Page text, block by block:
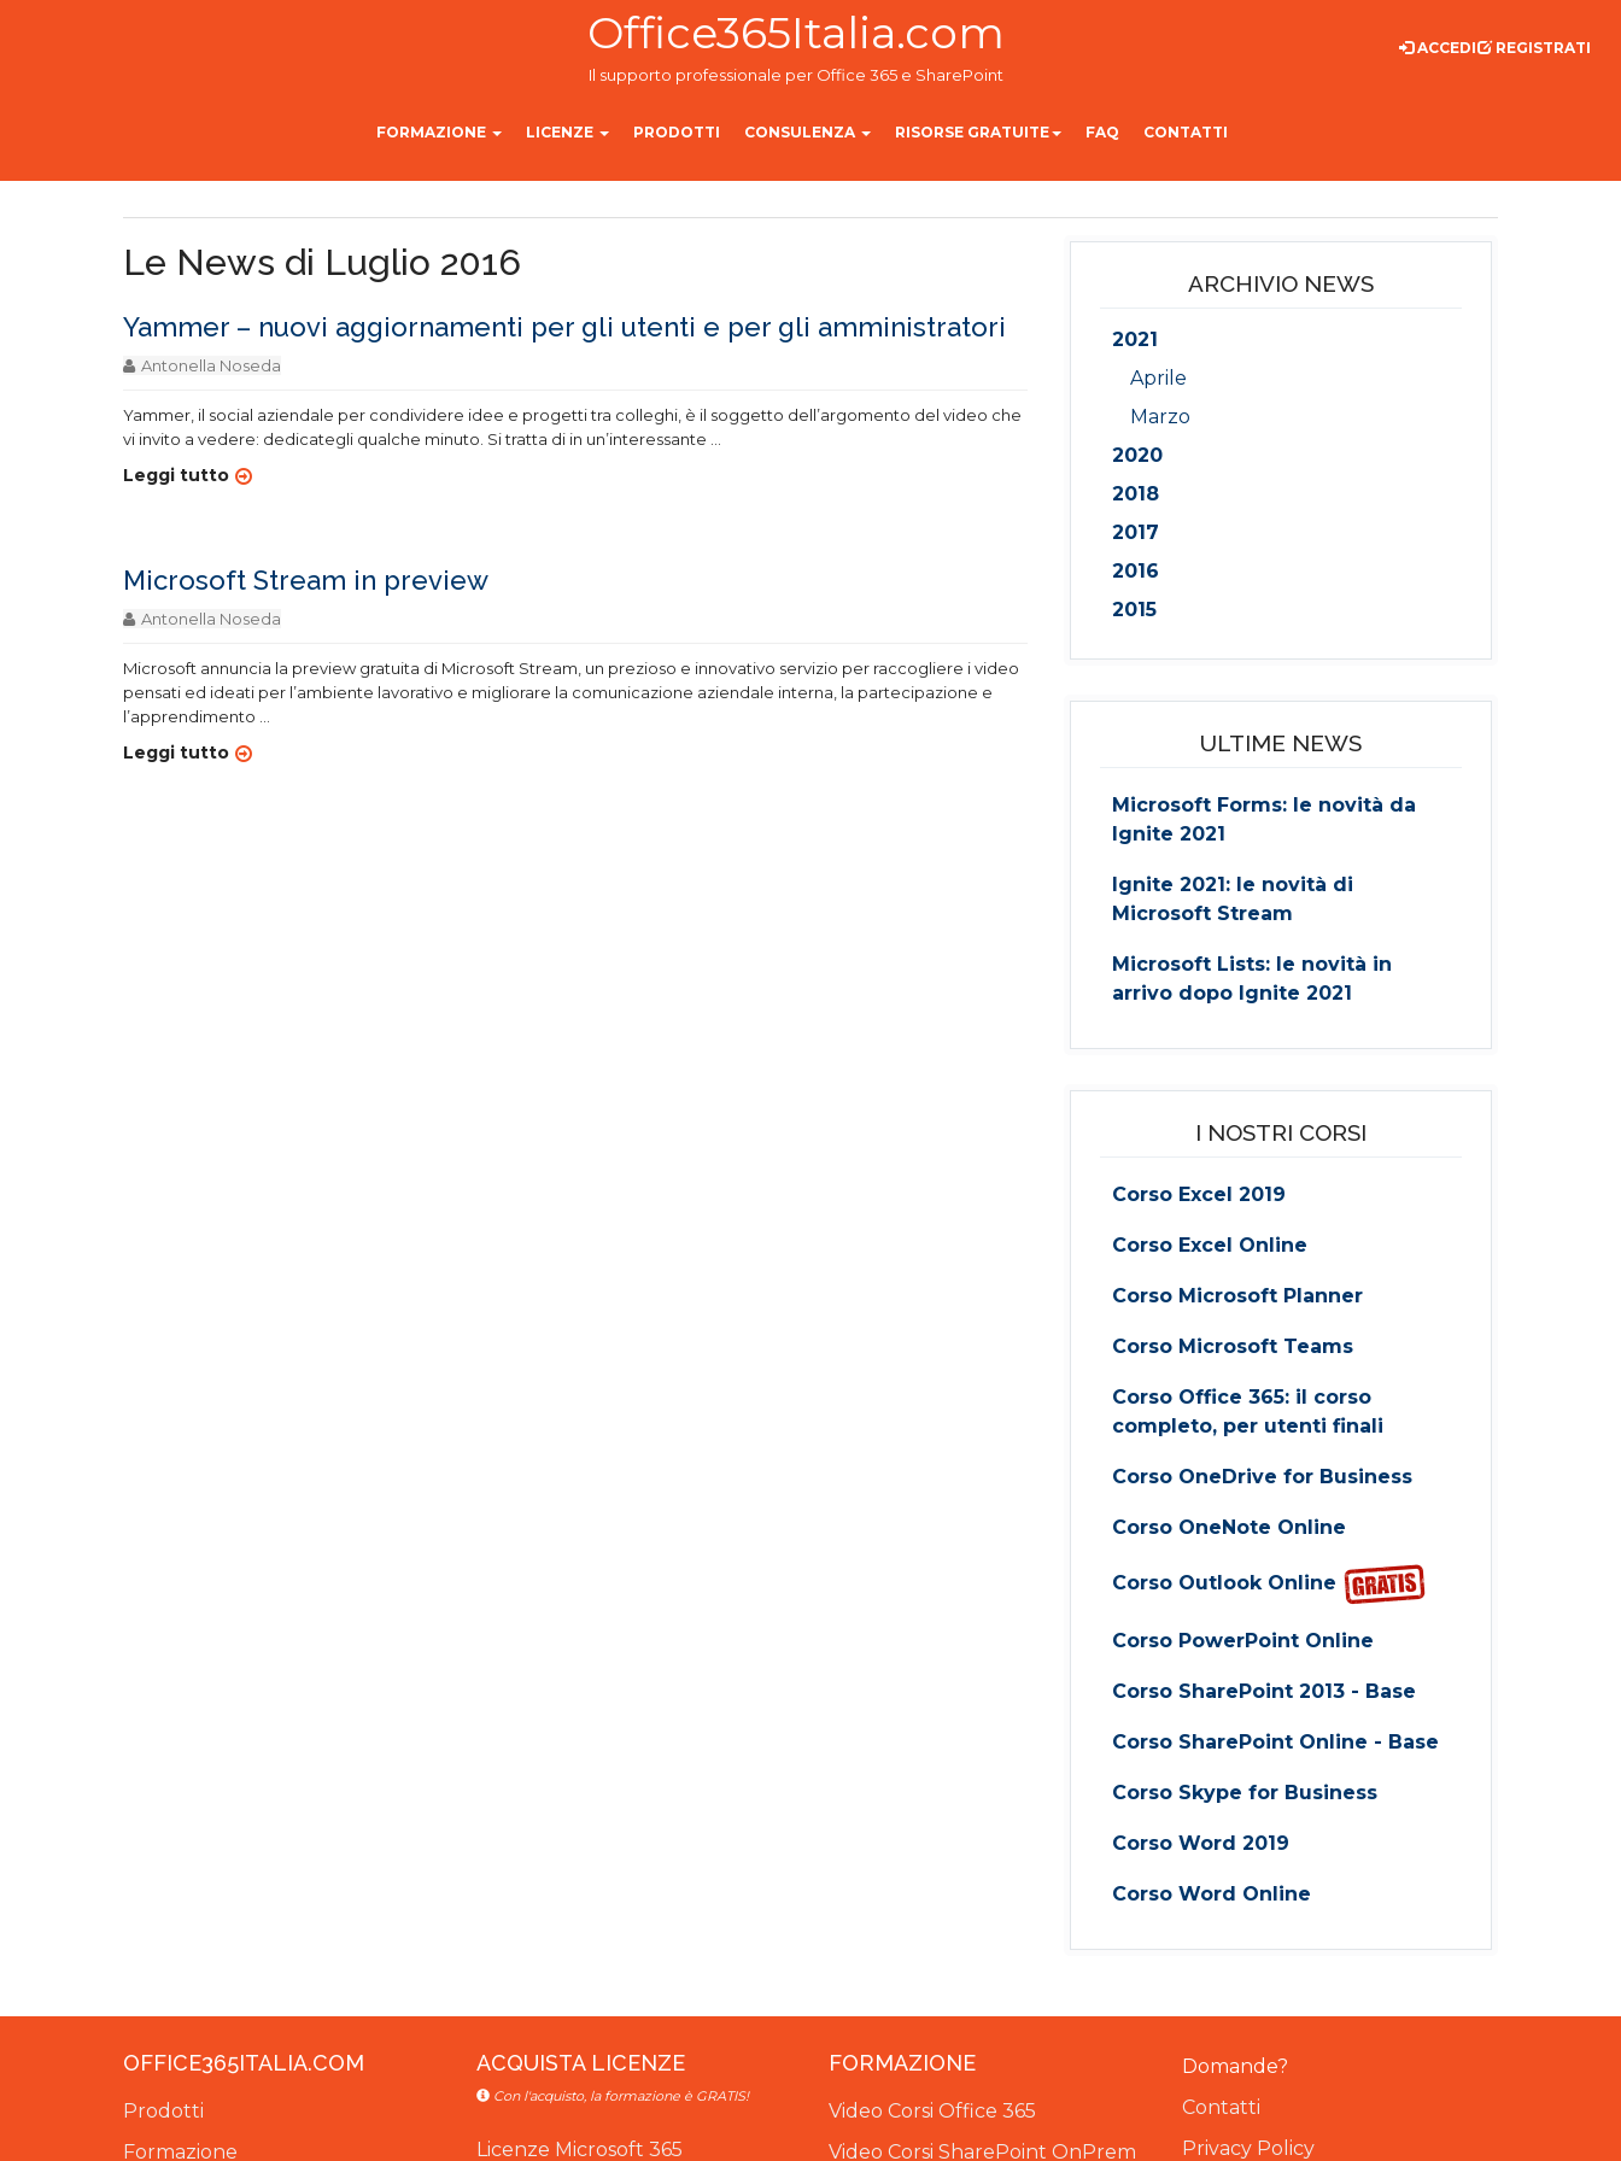
Office365Italia.com
Il supporto professionale per Office 365 e SharePoint
FORMAZIONE LICENZE PRODOTTI CONSULENZA RISORSE GRATUITE FAQ CONTATTI
REGISTRATI
ACCEDI
Le News di Luglio 2016
Yammer – nuovi aggiornamenti per gli utenti e per gli amministratori
Antonella Noseda
Yammer, il social aziendale per condividere idee e progetti tra colleghi, è il soggetto dell’argomento del video che
vi invito a vedere: dedicategli qualche minuto. Si tratta di in un’interessante
Leggi tutto
Microsoft Stream in preview
Antonella Noseda
Microsoft annuncia la preview gratuita di Microsoft Stream, un prezioso e innovativo servizio per raccogliere i video
pensati ed ideati per l’ambiente lavorativo e migliorare la comunicazione aziendale interna, la partecipazione e
l’apprendimento
Leggi tutto
ARCHIVIO NEWS
2021
Aprile
Marzo
2020
2018
2017
2016
2015
ULTIME NEWS
Microsoft Forms: le novità da
Ignite 2021
Ignite 2021: le novità di
Microsoft Stream
Microsoft Lists: le novità in
arrivo dopo Ignite 2021
I NOSTRI CORSI
Corso Excel 2019
Corso Excel Online
Corso Microsoft Planner
Corso Microsoft Teams
Corso Office 365: il corso
completo, per utenti finali
Corso OneDrive for Business
Corso OneNote Online
Corso Outlook Online
Corso PowerPoint Online
Corso SharePoint 2013 - Base
Corso SharePoint Online - Base
Corso Skype for Business
Corso Word 2019
Corso Word Online
OFFICE365ITALIA.COM
Prodotti
Formazione
ACQUISTA LICENZE
Con l'acquisto, la formazione è GRATIS!
Licenze Microsoft 365
FORMAZIONE
Video Corsi Office 365
Video Corsi SharePoint OnPrem
Domande?
Contatti
Privacy Policy